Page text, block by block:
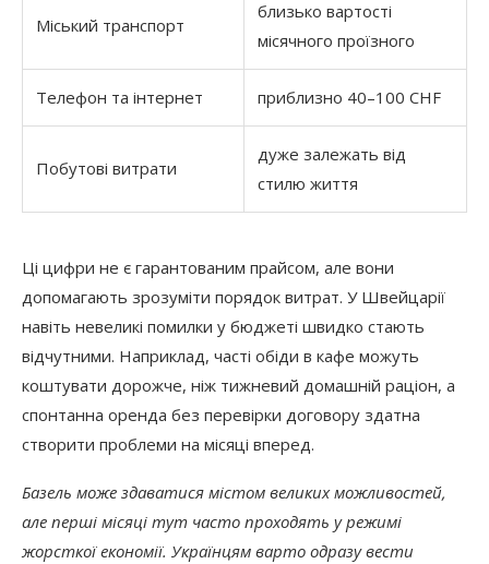
Міський транспорт
близько вартості
місячного проїзного
Телефон та інтернет приблизно 40–100 CHF
Побутові витрати
дуже залежать від
стилю життя
Ці цифри не є гарантованим прайсом, але вони
допомагають зрозуміти порядок витрат. У Швейцарії
навіть невеликі помилки у бюджеті швидко стають
відчутними. Наприклад, часті обіди в кафе можуть
коштувати дорожче, ніж тижневий домашній раціон, а
спонтанна оренда без перевірки договору здатна
створити проблеми на місяці вперед.
Базель може здаватися містом великих можливостей,
але перші місяці тут часто проходять у режимі
жорсткої економії. Українцям варто одразу вести